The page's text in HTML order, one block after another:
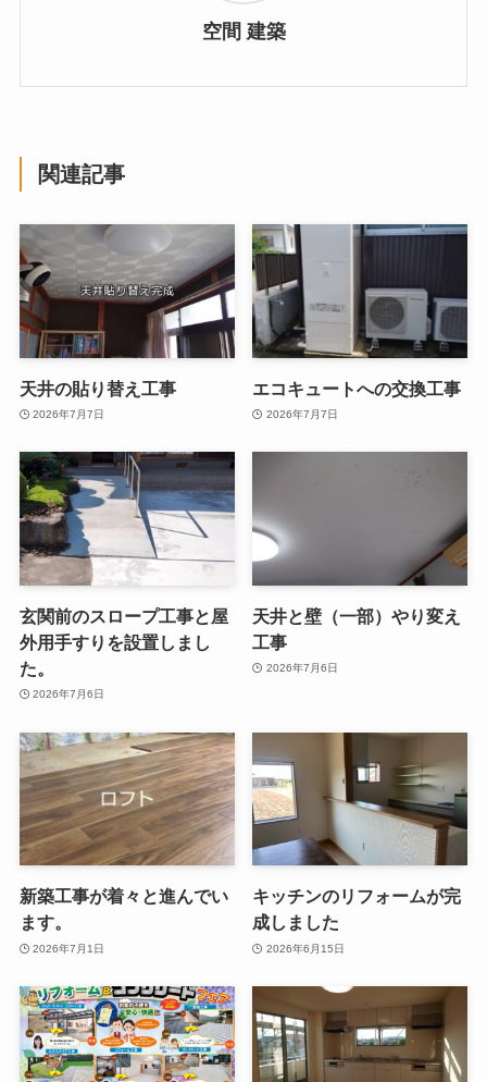
空間 建築
関連記事
天井の貼り替え工事
2026年7月7日
エコキュートへの交換工事
2026年7月7日
玄関前のスロープ工事と屋
外用手すりを設置しまし
た。
2026年7月6日
天井と壁（一部）やり変え
工事
2026年7月6日
新築工事が着々と進んでい
ます。
2026年7月1日
キッチンのリフォームが完
成しました
2026年6月15日